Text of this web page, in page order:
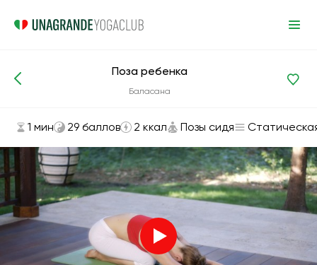
Асаны и упражнения
Поза ребенка
Баласана
1 мин 29 баллов 2 ккал Позы сидя